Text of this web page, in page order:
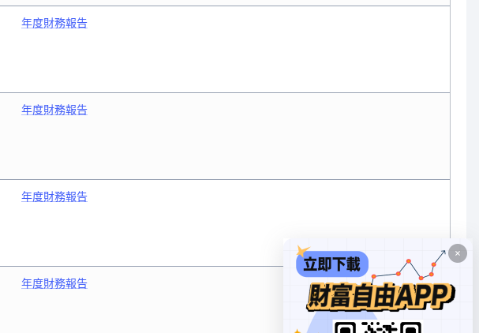
年度財務報告
年度財務報告
年度財務報告
年度財務報告